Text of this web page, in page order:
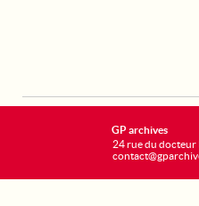
GP archives
24 rue du docteur